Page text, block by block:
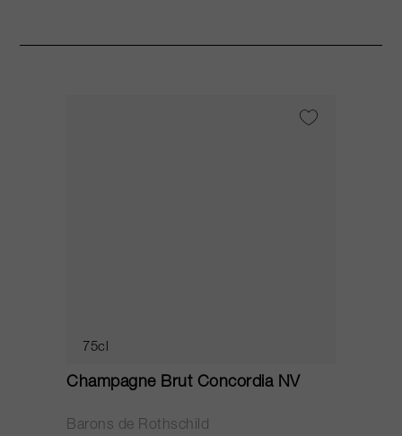
75cl
Champagne Brut Concordia NV
Barons de Rothschild